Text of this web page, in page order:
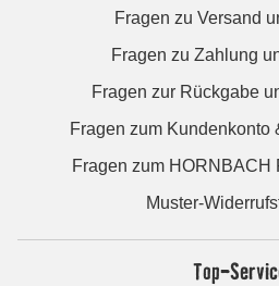
Fragen zu Versand
Fragen zu Zahlung
Fragen zur Rückgabe
Fragen zum Kundenkonto
Fragen zum HORNBACH
Muster-
Top-